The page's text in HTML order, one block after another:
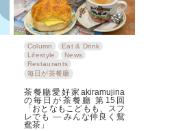
Column
Eat & Drink
Lifestyle
News
Restaurants
毎日が茶餐廳
茶餐廳愛好家akiramujina
の毎日が茶餐廳 第15回
「おとなもこどもも、スフ
レでも ― みんな仲良く鴛
鴦茶」